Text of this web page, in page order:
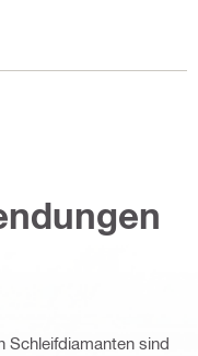
Schleifdiamanten sind